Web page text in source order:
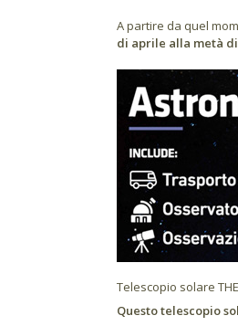
A partire da quel
di aprile alla metà
Telescopio solare
Questo telescopio